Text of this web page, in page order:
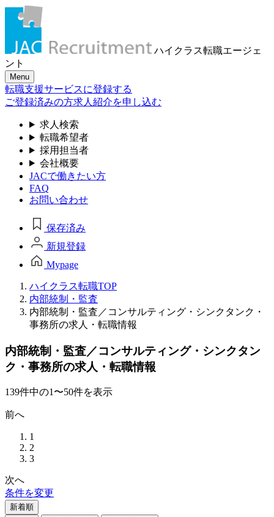
ハイクラス転職エージェ
ント
Menu
転職支援サービスに登録する
ご登録済みの方求人紹介を申し込む
求人検索
転職希望者
採用担当者
会社概要
JACで働きたい方
FAQ
お問い合わせ
保存済み
新規登録
Mypage
ハイクラス転職TOP
内部統制・監査
内部統制・監査／コンサルティング・シンクタンク・
事務所の求人・転職情報
内部統制・監査／コンサルティング・シンクタン
ク・事務所の求人・転職情報
139件中の1〜50件を表示
前へ
1
2
3
次へ
条件を変更
新着順